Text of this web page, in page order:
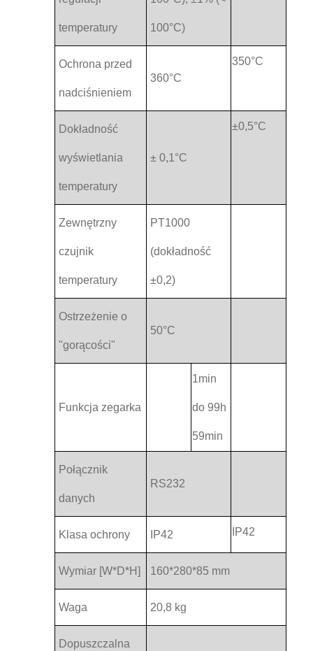
temperatury 100°C)
Ochrona przed
nadciśnieniem
360°C
350°C
Dokładność
wyświetlania
temperatury
± 0,1°C
±0,5°C
Zewnętrzny
czujnik
temperatury
PT1000
(dokładność
±0,2)
Ostrzeżenie o
"gorącości"
50°C
Funkcja zegarka
1min
do 99h
59min
Połącznik
danych
RS232
Klasa ochrony IP42 IP42
Wymiar [W*D*H] 160*280*85 mm
Waga 20,8 kg
Dopuszczalna